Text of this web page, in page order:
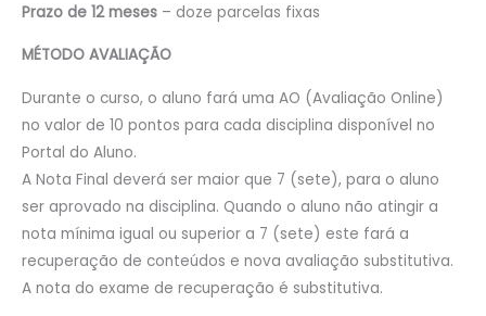
Prazo de 12 meses – doze parcelas fixas
MÉTODO AVALIAÇÃO
Durante o curso, o aluno fará uma AO (Avaliação Online)
no valor de 10 pontos para cada disciplina disponível no
Portal do Aluno.
A Nota Final deverá ser maior que 7 (sete), para o aluno
ser aprovado na disciplina. Quando o aluno não atingir a
nota mínima igual ou superior a 7 (sete) este fará a
recuperação de conteúdos e nova avaliação substitutiva.
A nota do exame de recuperação é substitutiva.